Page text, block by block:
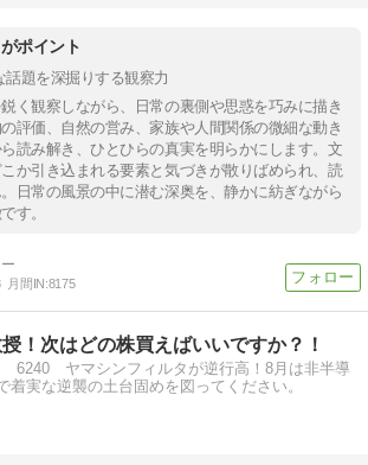
ポイント
話題を深掘りする観察力
く観察しながら、日常の裏側や思惑を巧みに描き
評価、自然の営み、家族や人間関係の微細な動き
読み解き、ひとひらの真実を明らかにします。文
か引き込まれる要素と気づきが散りばめられ、読
日常の風景の中に潜む深奥を、静かに紡ぎながら
す。
月間IN:8175
授！次はどの株買えばいいですか？！
6240 ヤマシンフィルタが逆行高！8月は非半導
着実な逆襲の土台固めを図ってください。